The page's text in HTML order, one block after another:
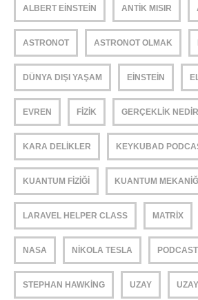
ALBERT EINSTEIN ANTIK MISIR
ASTRONOT ASTRONOT OLMAK
DÜNYA DIŞI YAŞAM EINSTEIN
EVREN FIZIK GERÇEKLIK NEDIR
KARA DELIKLER KEYKUBAD
KUANTUM FIZIĞI KUANTUM MEKANIĞI
LARAVEL HELPER CLASS MATRIX
NASA NIKOLA TESLA PODCAST
STEPHAN HAWKING UZAY